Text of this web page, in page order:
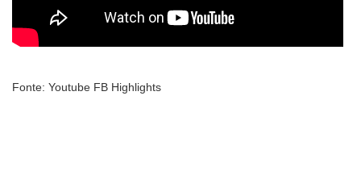
Fonte: Youtube FB Highlights